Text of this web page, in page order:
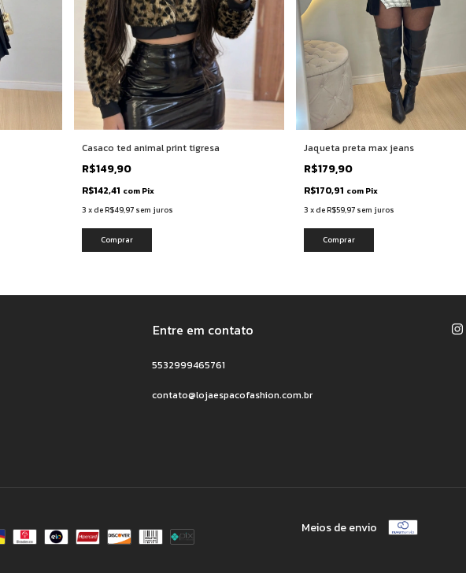
Casaco ted animal print tigresa
R$149,90
R$142,41 com Pix
3 xdeR$49,97 sem juros
Comprar
Jaqueta preta max jeans
R$179,90
R$170,91 com Pix
3 xdeR$59,97 sem juros
Comprar
Entre em contato
5532999465761
contato@lojaespacofashion.com.br
Meios de envio